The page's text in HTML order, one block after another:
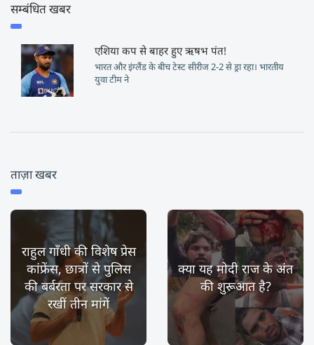
सम्बंधित खबर
एशिया कप से बाहर हुए ऋषभ पंत!
भारत और इंग्लैंड के बीच टेस्ट सीरीज 2-2 से ड्रा रहा। भारतीय
युवा टीम ने
ताज़ा खबर
राहुल गाँधी की विशेष प्रेस
कांफ्रेंस, छात्रों से पुलिस
की बर्बरता पर सरकार से
रखीं तीन मांगें
क्या यह मोदी राज के अंत
की शुरूआत है?